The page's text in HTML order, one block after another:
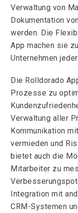
Verwaltung von
Dokumentation
werden. Die
App machen sie
Unternehmen
Die Rolldorado
Prozesse zu
Verwaltung aller
Kommunikation
vermieden und
bietet auch die
Mitarbeiter zu
Integration mit
CRM-Systemen